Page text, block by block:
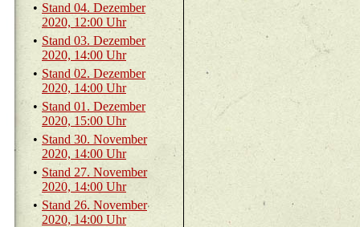
• Stand 04. De­zem­ber
2020, 12:00 Uhr
• Stand 03. De­zem­ber
2020, 14:00 Uhr
• Stand 02. De­zem­ber
2020, 14:00 Uhr
• Stand 01. De­zem­ber
2020, 15:00 Uhr
• Stand 30. No­vem­ber
2020, 14:00 Uhr
• Stand 27. No­vem­ber
2020, 14:00 Uhr
• Stand 26. No­vem­ber
2020, 14:00 Uhr